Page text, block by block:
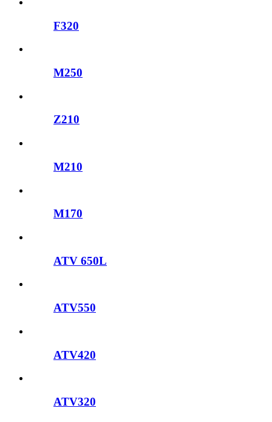
F320
M250
Z210
M210
M170
ATV 650L
ATV550
ATV420
ATV320